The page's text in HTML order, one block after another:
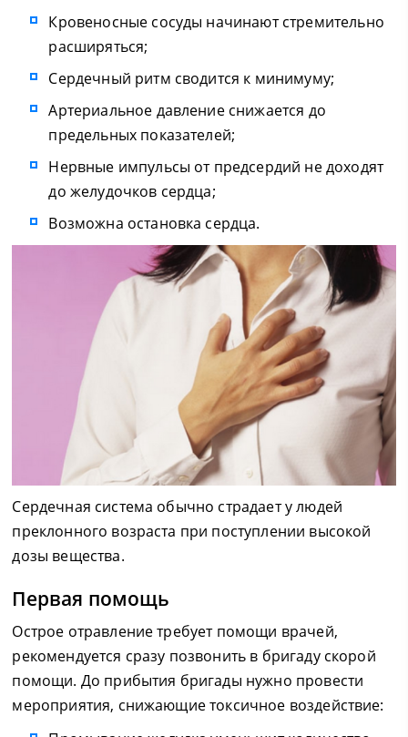
Кровеносные сосуды начинают стремительно
расширяться;
Сердечный ритм сводится к минимуму;
Артериальное давление снижается до
предельных показателей;
Нервные импульсы от предсердий не доходят
до желудочков сердца;
Возможна остановка сердца.
Сердечная система обычно страдает у людей
преклонного возраста при поступлении высокой
дозы вещества.
Первая помощь
Острое отравление требует помощи врачей,
рекомендуется сразу позвонить в бригаду скорой
помощи. До прибытия бригады нужно провести
мероприятия, снижающие токсичное воздействие: